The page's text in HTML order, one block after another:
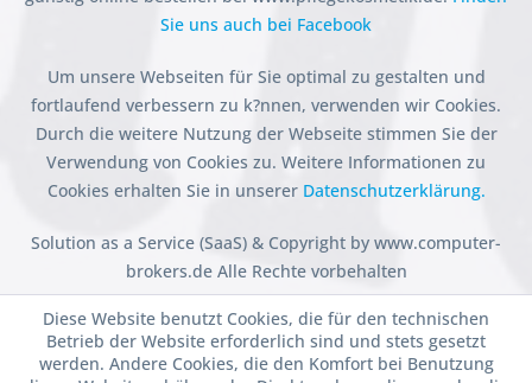
Sie uns auch bei Facebook
Um unsere Webseiten für Sie optimal zu gestalten und
fortlaufend verbessern zu k?nnen, verwenden wir Cookies.
Durch die weitere Nutzung der Webseite stimmen Sie der
Verwendung von Cookies zu. Weitere Informationen zu
Cookies erhalten Sie in unserer Datenschutzerklärung.
Solution as a Service (SaaS) & Copyright by www.computer-
brokers.de Alle Rechte vorbehalten
Diese Website benutzt Cookies, die für den technischen
Betrieb der Website erforderlich sind und stets gesetzt
werden. Andere Cookies, die den Komfort bei Benutzung